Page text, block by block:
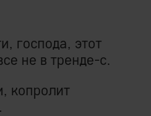
господа, этот
не в тренде-с.
копролит